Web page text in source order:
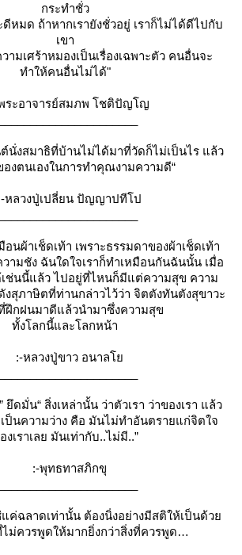
กระทำชั่ว
หมด ถ้าหากเรายังชั่วอยู่ เราก็ไม่ได้ดีไปกับ
เขา
มเศร้าหมองเป็นเรื่องเฉพาะตัว คนอื่นจะ
ทำให้คนอื่นไม่ได้"
ระอาจารย์สมภพ โชติปัญโญ
นั่งสมาธิที่บ้านไม่ได้มาที่วัดก็ไม่เป็นไร แล้ว
งตนเองในการทำคุณงามความดี“
หลวงปู่เปลี่ยน ปัญญาปทีโป
ผ้าเช็ดเท้า เพราะธรรมดาของผ้าเช็ดเท้า
มชัง ฉันใดใจเราก็ทำเหมือนกันฉันนั้น เมื่อ
เช่นนี้แล้ว ไปอยู่ที่ไหนก็มีแต่ความสุข ความ
งสุภาษิตที่ท่านกล่าวไว้ว่า จิตตังทันตังสุขาวะ
ฝึกฝนมาดีแล้วนำมาซึ่งความสุข
ทั้งโลกนี้และโลกหน้า
:-หลวงปู่ขาว อนาล
ยึดมั่น“ สิ่งเหล่านั้น ว่าตัวเรา ว่าของเรา แล้ว
ป็นความว่าง คือ มันไม่ทำอันตรายแก่จิตใจ
งเราเลย มันเท่ากับ..ไม่มี..”
:-พุทธทาสภิกขุ
ค่ฉลาดเท่านั้น ต้องนิ่งอย่างมีสติให้เป็นด้ว
ไม่ควรพูดให้มากยิ่งกว่าสิ่งที่ควรพูด